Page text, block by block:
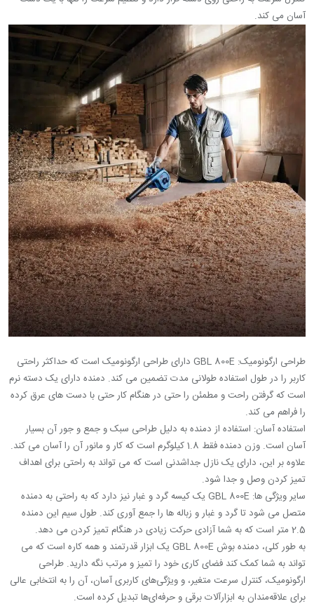
آسان می کند.
طراحی ارگونومیک: GBL 800E دارای طراحی ارگونومیک است که حداکثر راحتی
کاربر را در طول استفاده طولانی مدت تضمین می کند. دمنده دارای یک دسته نرم
است که گرفتن راحت و مطمئن را حتی در هنگام کار حتی با دست های عرق کرده
را فراهم می کند.
استفاده آسان: استفاده از دمنده به دلیل طراحی سبک و جمع و جور آن بسیار
آسان است. وزن دمنده فقط 1.8 کیلوگرم است که کار و مانور آن را آسان می کند.
علاوه بر این، دارای یک نازل جداشدنی است که می تواند به راحتی برای اهداف
تمیز کردن وصل و جدا شود.
سایر ویژگی ها: GBL 800E یک کیسه گرد و غبار نیز دارد که به راحتی به دمنده
متصل می شود تا گرد و غبار و زباله ها را جمع آوری کند. طول سیم این دمنده
2.5 متر است که به شما آزادی حرکت زیادی در هنگام تمیز کردن می دهد.
به طور کلی، دمنده بوش GBL 800E یک ابزار قدرتمند و همه کاره است که می
تواند به شما کمک کند فضای کاری خود را تمیز و مرتب نگه دارید. طراحی
ارگونومیک، کنترل سرعت متغیر، و ویژگی‌های کاربری آسان، آن را به انتخابی عالی
برای علاقه‌مندان به ابزارآلات برقی و حرفه‌ای‌ها تبدیل کرده است.